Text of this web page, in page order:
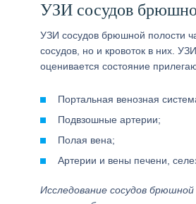
УЗИ сосудов
УЗИ сосудов брюшной полости
сосудов, но и кровоток в них.
оценивается состояние
Портальная венозная
Подвзошные артерии;
Полая вена;
Артерии и вены печени,
Исследование сосудов